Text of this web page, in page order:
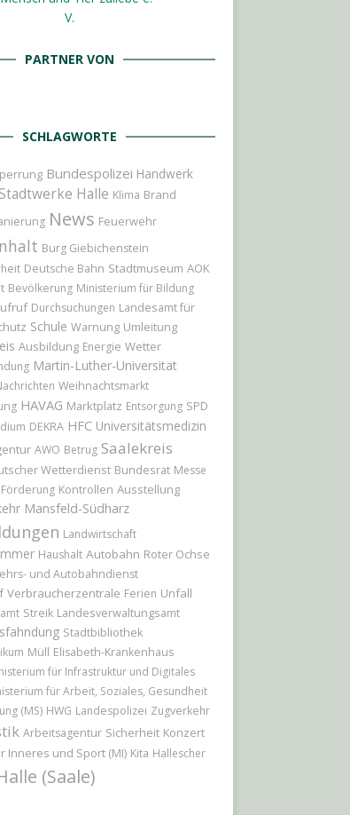
PARTNER VON
SCHLAGWORTE
Bundespolizei Handwerk
Stadtwerke Halle Klima Brand
News Feuerwehr
Burg Giebichenstein
Deutsche Bahn Stadtmuseum AOK
Bevölkerung Ministerium für Bildung
Durchsuchungen Landesamt für
Schule Warnung Umleitung
Ausbildung Energie Wetter
Martin-Luther-Universität
Weihnachtsmarkt
HAVAG Marktplatz Entsorgung SPD
DEKRA HFC Universitätsmedizin
AWO Betrug Saalekreis
Wetterdienst Bundesrat Messe
Förderung Kontrollen Ausstellung
Mansfeld-Südharz
Landwirtschaft
Haushalt Autobahn Roter Ochse
und Autobahndienst
Verbraucherzentrale Ferien Unfall
Streik Landesverwaltungsamt
Stadtbibliothek
Müll Elisabeth-Krankenhaus
für Infrastruktur und Digitales
für Arbeit, Soziales, Gesundheit
(MS) HWG Landespolizei Zugverkehr
Arbeitsagentur Sicherheit Konzert
Inneres und Sport (MI) Kita Hallescher
(Saale)